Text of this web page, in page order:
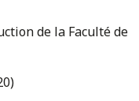
de la Faculté de